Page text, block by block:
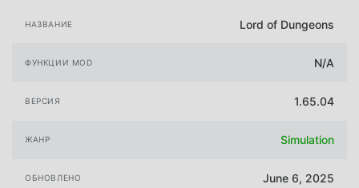
НАЗВАНИЕ Lord of Dungeons
ФУНКЦИИ MOD N/A
ВЕРСИЯ 1.65.04
ЖАНР Simulation
ОБНОВЛЕНО June 6, 2025